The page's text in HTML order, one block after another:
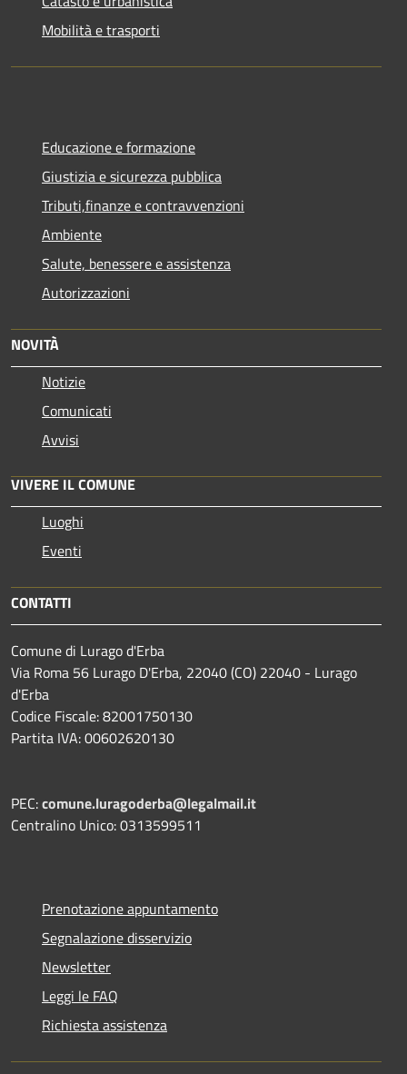
Mobilità e trasporti
Educazione e formazione
Giustizia e sicurezza pubblica
Tributi,finanze e contravvenzioni
Ambiente
Salute, benessere e assistenza
Autorizzazioni
NOVITÀ
Notizie
Comunicati
Avvisi
VIVERE IL COMUNE
Luoghi
Eventi
CONTATTI
Comune di Lurago d'Erba
Via Roma 56 Lurago D'Erba, 22040 (CO) 22040 - Lurago
d'Erba
Codice Fiscale: 82001750130
Partita IVA: 00602620130
PEC:comune.luragoderba@legalmail.it
Centralino Unico: 0313599511
Prenotazione appuntamento
Segnalazione disservizio
Newsletter
Leggi le FAQ
Richiesta assistenza